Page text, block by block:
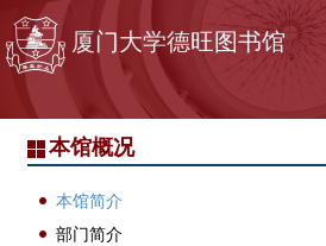
跳转到主要内容
厦门大学德旺图书馆
本馆概况
本馆简介
部门简介